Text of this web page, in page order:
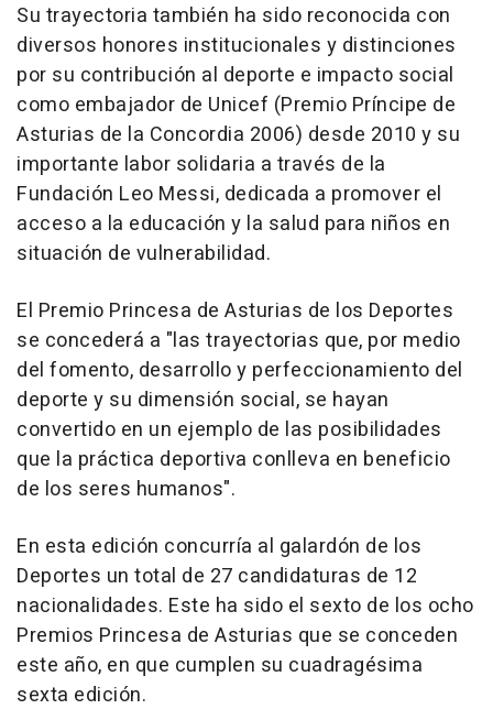
Su trayectoria también ha sido reconocida con
diversos honores institucionales y distinciones
por su contribución al deporte e impacto social
como embajador de Unicef (Premio Príncipe de
Asturias de la Concordia 2006) desde 2010 y su
importante labor solidaria a través de la
Fundación Leo Messi, dedicada a promover el
acceso a la educación y la salud para niños en
situación de vulnerabilidad.
El Premio Princesa de Asturias de los Deportes
se concederá a "las trayectorias que, por medio
del fomento, desarrollo y perfeccionamiento del
deporte y su dimensión social, se hayan
convertido en un ejemplo de las posibilidades
que la práctica deportiva conlleva en beneficio
de los seres humanos".
En esta edición concurría al galardón de los
Deportes un total de 27 candidaturas de 12
nacionalidades. Este ha sido el sexto de los ocho
Premios Princesa de Asturias que se conceden
este año, en que cumplen su cuadragésima
sexta edición.